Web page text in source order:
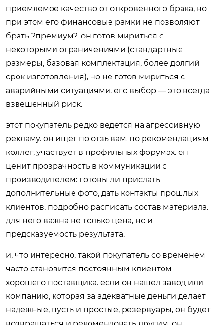
приемлемое качество от откровенного брака, но
при этом его финансовые рамки не позволяют
брать ?премиум?. он готов мириться с
некоторыми ограничениями (стандартные
размеры, базовая комплектация, более долгий
срок изготовления), но не готов мириться с
аварийными ситуациями. его выбор — это всегда
взвешенный риск.
этот покупатель редко ведется на агрессивную
рекламу. он ищет по отзывам, по рекомендациям
коллег, участвует в профильных форумах. он
ценит прозрачность в коммуникации с
производителем: готовы ли прислать
дополнительные фото, дать контакты прошлых
клиентов, подробно расписать состав материала.
для него важна не только цена, но и
предсказуемость результата.
и, что интересно, такой покупатель со временем
часто становится постоянным клиентом
хорошего поставщика. если он нашел завод или
компанию, которая за адекватные деньги делает
надежные, пусть и простые, резервуары, он будет